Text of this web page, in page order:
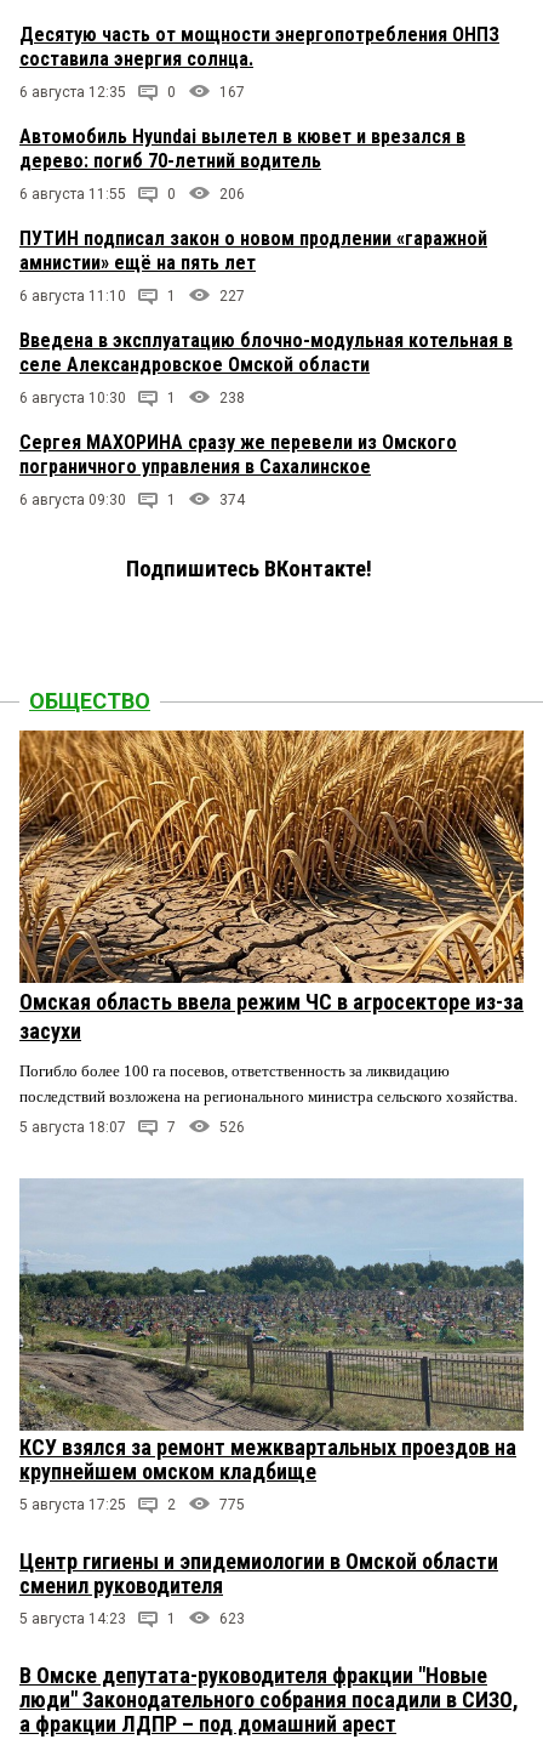
Десятую часть от мощности энергопотребления ОНПЗ
составила энергия солнца.
6 августа 12:35 0 167
Автомобиль Hyundai вылетел в кювет и врезался в
дерево: погиб 70-летний водитель
6 августа 11:55 0 206
ПУТИН подписал закон о новом продлении «гаражной
амнистии» ещё на пять лет
6 августа 11:10 1 227
Введена в эксплуатацию блочно-модульная котельная в
селе Александровское Омской области
6 августа 10:30 1 238
Сергея МАХОРИНА сразу же перевели из Омского
пограничного управления в Сахалинское
6 августа 09:30 1 374
Подпишитесь ВКонтакте!
ОБЩЕСТВО
Омская область ввела режим ЧС в агросекторе из-за
засухи
Погибло более 100 га посевов, ответственность за ликвидацию
последствий возложена на регионального министра сельского хозяйства.
5 августа 18:07 7 526
КСУ взялся за ремонт межквартальных проездов на
крупнейшем омском кладбище
5 августа 17:25 2 775
Центр гигиены и эпидемиологии в Омской области
сменил руководителя
5 августа 14:23 1 623
В Омске депутата-руководителя фракции "Новые
люди" Законодательного собрания посадили в СИЗО,
а фракции ЛДПР – под домашний арест